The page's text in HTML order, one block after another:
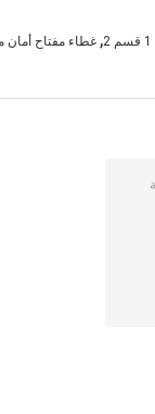
, غطاء مفتاح أمان مقاوم